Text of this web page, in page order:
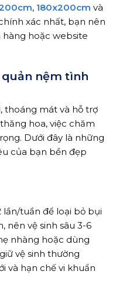
, 180x200cm và
xác nhất, bạn nên
hoặc website
quản nệm tình
thoáng mát và hỗ trợ
hoa, việc chăm
Dưới đây là những
của bạn bền đẹp
lần/tuần để loại bỏ bụi
nên vệ sinh sâu 3-6
nhàng hoặc dùng
vệ sinh thường
và hạn chế vi khuẩn